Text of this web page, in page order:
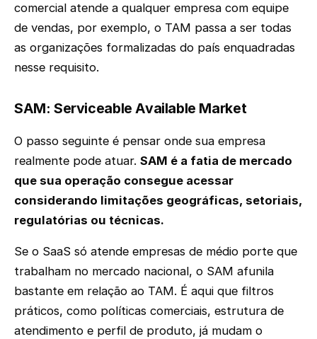
comercial atende a qualquer empresa com equipe
de vendas, por exemplo, o TAM passa a ser todas
as organizações formalizadas do país enquadradas
nesse requisito.
SAM: Serviceable Available Market
O passo seguinte é pensar onde sua empresa
realmente pode atuar. SAM é a fatia de mercado
que sua operação consegue acessar
considerando limitações geográficas, setoriais,
regulatórias ou técnicas.
Se o SaaS só atende empresas de médio porte que
trabalham no mercado nacional, o SAM afunila
bastante em relação ao TAM. É aqui que filtros
práticos, como políticas comerciais, estrutura de
atendimento e perfil de produto, já mudam o